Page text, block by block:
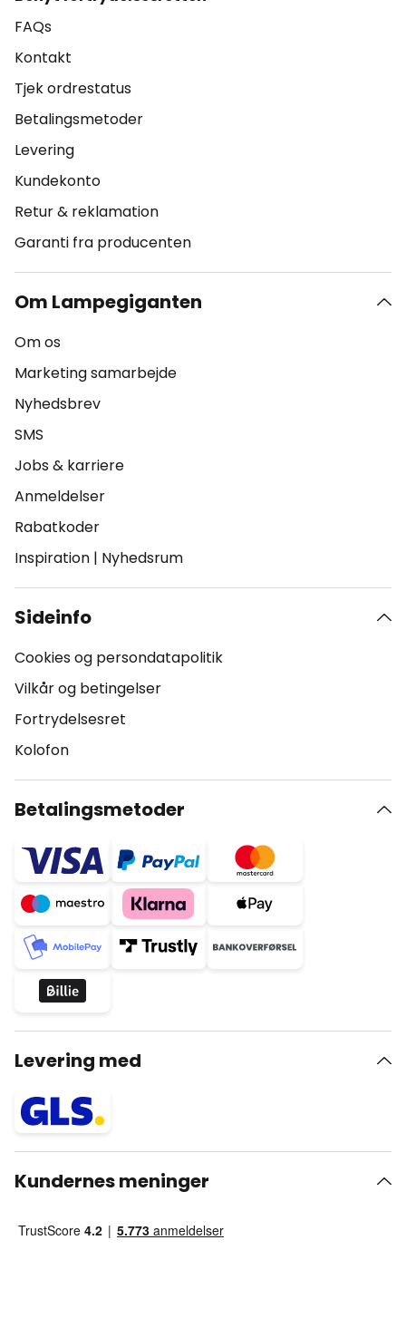
FAQs
Kontakt
Tjek ordrestatus
Betalingsmetoder
Levering
Kundekonto
Retur & reklamation
Garanti fra producenten
Om Lampegiganten
Om os
Marketing samarbejde
Nyhedsbrev
SMS
Jobs & karriere
Anmeldelser
Rabatkoder
Inspiration | Nyhedsrum
Sideinfo
Cookies og persondatapolitik
Vilkår og betingelser
Fortrydelsesret
Kolofon
Betalingsmetoder
Levering med
Kundernes meninger